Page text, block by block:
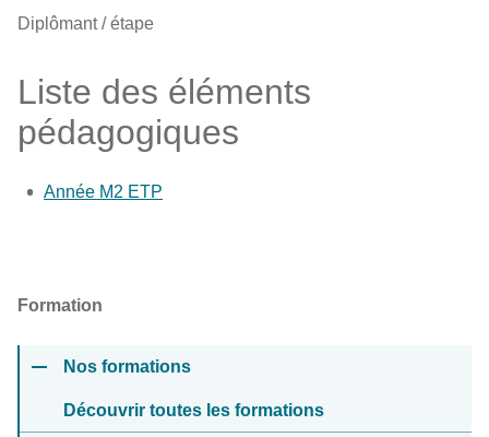
Diplômant / étape
Liste des éléments
pédagogiques
Année M2 ETP
Formation
Nos formations
Découvrir toutes les formations